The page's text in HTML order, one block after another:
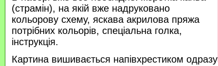
(страмін), на якій вже надруковано
кольорову схему, яскава акрилова пряжа
потрібних кольорів, спеціальна голка,
інструкція.
Картина вишивається напівхрестиком одразу